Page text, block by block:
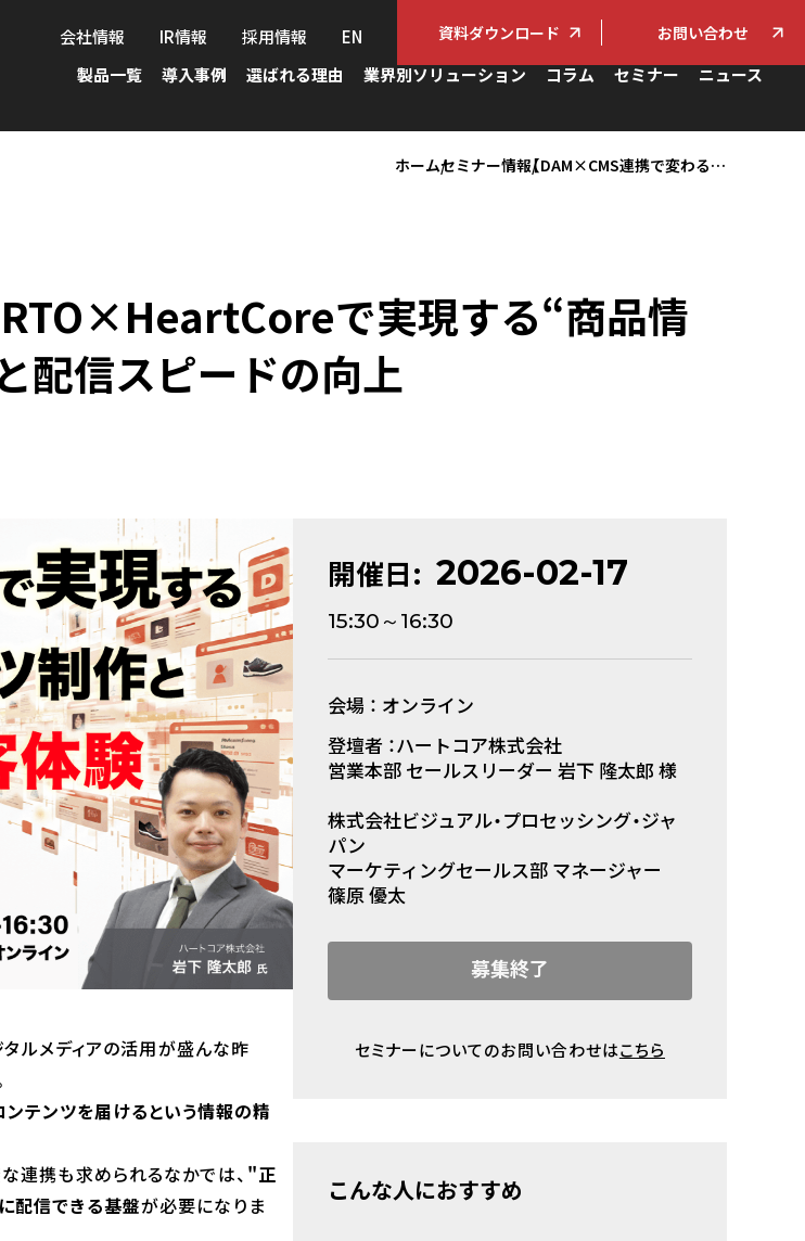
会社情報 IR情報 採用情報 EN 資料ダウンロード お問い合わせ
製品一覧 導入事例 選ばれる理由 業界別ソリューション コラム セミナー ニュース
ホームセミナー情報 【DAM×CMS連携で変わる】CIERTO×HeartCoreで実現する“商品情報起点”のWeb運用で情報精度と配信スピードの向上
で実現する“商品情
配信スピードの向上
タルメディアの活用が盛んな昨
テンツを届けるという情報の精
連携も求められるなかでは、 "正
配信できる基盤が必要になりま
開催日: 2026-02-17
15:30～16:30
会場 ： オンライン
登壇者 ：ハートコア株式会社
営業本部 セールスリーダー 岩下 隆太郎 様
株式会社ビジュアル・プロセッシング・ジャ
パン
マーケティングセールス部 マネージャー
篠原 優太
セミナーについてのお問い合わせはこちら
こんな人におすすめ